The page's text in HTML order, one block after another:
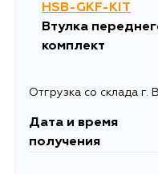
HSB-GKF-KIT
Втулка
комплект
Отгрузка со склада г.
Дата и время
получения